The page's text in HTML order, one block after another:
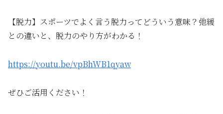
【脱力】スポーツでよく言う脱力ってどういう意味？弛緩
との違いと、脱力のやり方がわかる！
https://youtu.be/vpBhWB1qyaw
ぜひご活用ください！